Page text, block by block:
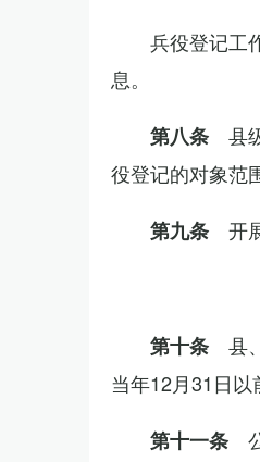
兵役登记工
息。
第八条 县
役登记的对象范
第九条 开
第十条 县
当年12月31日以
第十一条